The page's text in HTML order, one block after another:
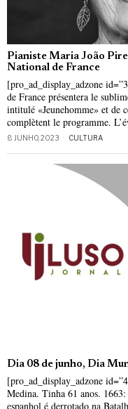
Pianiste Maria João
National de France
[pro_ad_display_adzone
de France présentera le
intitulé «Jeunehomme» et de
complètent le programme.
8 JUNHO, 2023 CULTURA
Dia 08 de junho, Dia
[pro_ad_display_adzone
Medina. Tinha 61 anos.
espanhol é derrotado na